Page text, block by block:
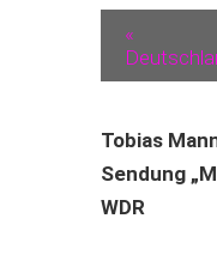
«
Tobias
Sendung
WDR